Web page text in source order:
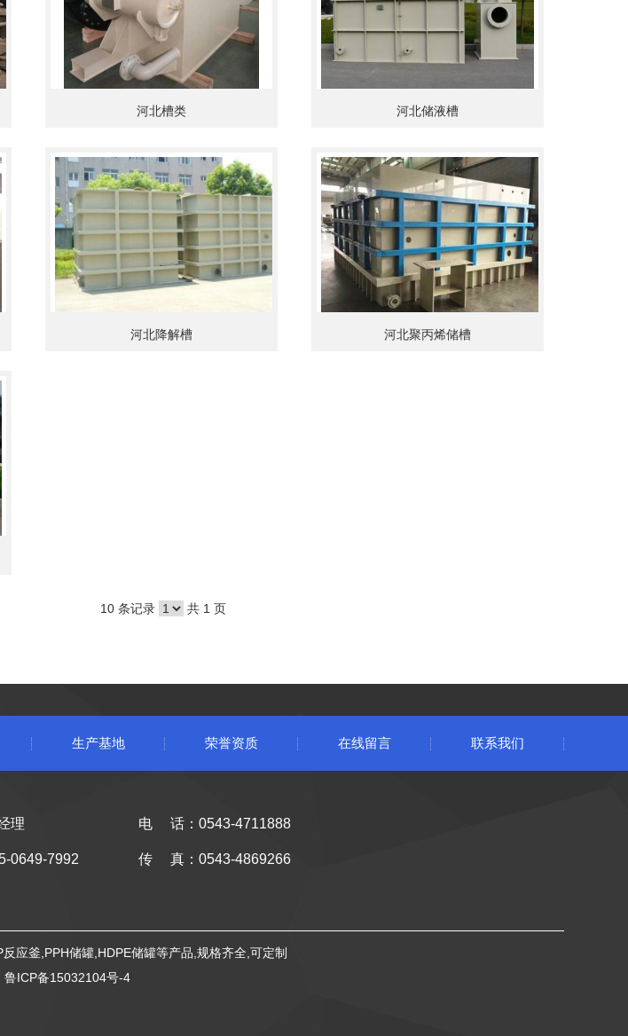
河北槽类 河北储液槽
河北降解槽 河北聚丙烯储槽
10 条记录 共 1 页
生产基地 荣誉资质 在线留言 联系我们
理
0649-7992
电 话：0543-4711888
传 真：0543-4869266
应釜,PPH储罐,HDPE储罐等产品,规格齐全,可定制
鲁ICP备15032104号-4